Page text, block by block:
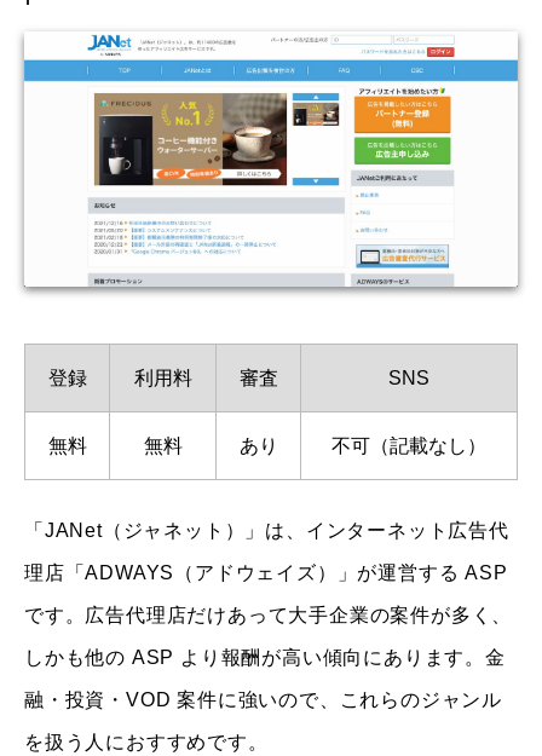
登録 利用料 審査 SNS
無料 無料 あり 不可（記載なし）
「JANet（ジャネット）」は、インターネット広告代
理店「ADWAYS（アドウェイズ）」が運営する ASP
です。広告代理店だけあって大手企業の案件が多く、
しかも他の ASP より報酬が高い傾向にあります。金
融・投資・VOD 案件に強いので、これらのジャンル
を扱う人におすすめです。